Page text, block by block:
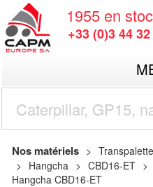
1955 en
+33 (0)3 44
Nos matériels Transpalette
Hangcha
CBD16-ET
Hangcha CBD16-ET